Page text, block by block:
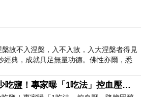
館
故不入涅槃，入不入故，入大涅槃者得見
經典，成就具足無量功德。佛性亦爾，悉
不只少吃鹽！專家曝「1吃法」控血壓、降膽固醇 - 得舒飲食(DASH Diet)